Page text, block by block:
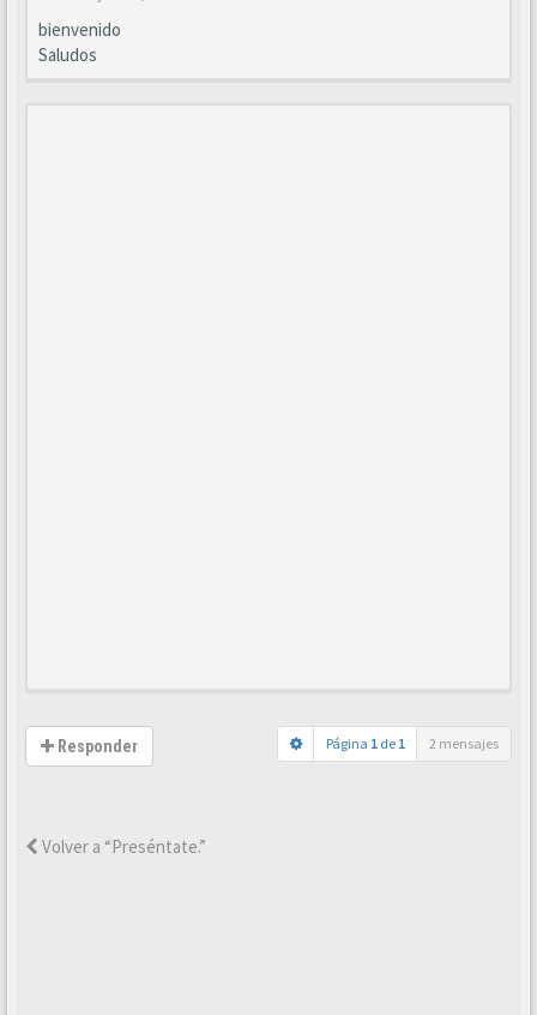
bienvenido
Saludos
Responder Página 1 de 1 2 mensajes
Volver a “Preséntate.”